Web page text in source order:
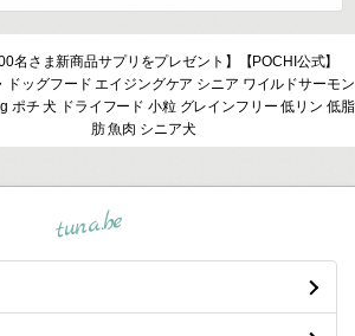
名さま新商品サプリをプレゼント】【POCHI公式】
ドッグフード エイジングケア シニア ワイルドサーモン
ポチ 犬 ドライフード 小粒 グレインフリー 低リン 低脂
肪 魚肉 シニア犬
tuna.be